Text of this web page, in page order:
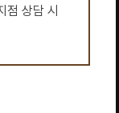
점 상담 시